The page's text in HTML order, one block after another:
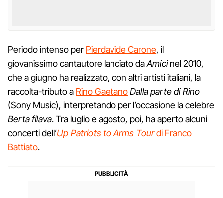
Periodo intenso per Pierdavide Carone, il
giovanissimo cantautore lanciato daAmicinel 2010,
che a giugno ha realizzato, con altri artisti italiani, la
raccolta-tributo a Rino GaetanoDalla parte di Rino
(Sony Music), interpretando per l’occasione la celebre
Berta filava. Tra luglio e agosto, poi, ha aperto alcuni
concerti dell’Up Patriots to Arms Tourdi Franco
Battiato.